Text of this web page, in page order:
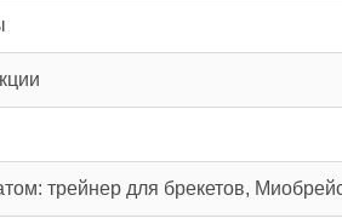
трейнер для брекетов,